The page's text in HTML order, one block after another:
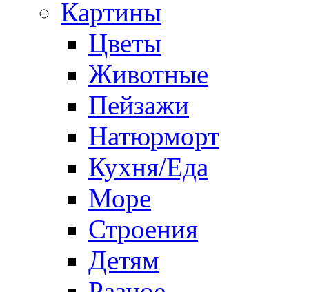
Картины
Цветы
Животные
Пейзажи
Натюрморт
Кухня/Еда
Море
Строения
Детям